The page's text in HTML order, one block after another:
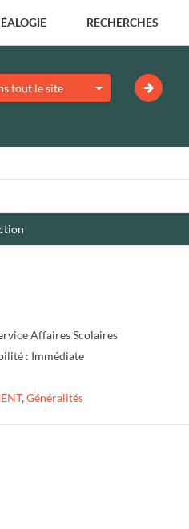
RECHERCHES
tout le site
Affaires Scolaires
: Immédiate
,Généralités